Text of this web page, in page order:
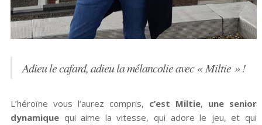
Adieu le cafard, adieu la mélancolie avec « Miltie » !
L’héroïne vous l’aurez compris, c’est Miltie, une senior
dynamiquequi aime la vitesse, qui adore le jeu, et qui